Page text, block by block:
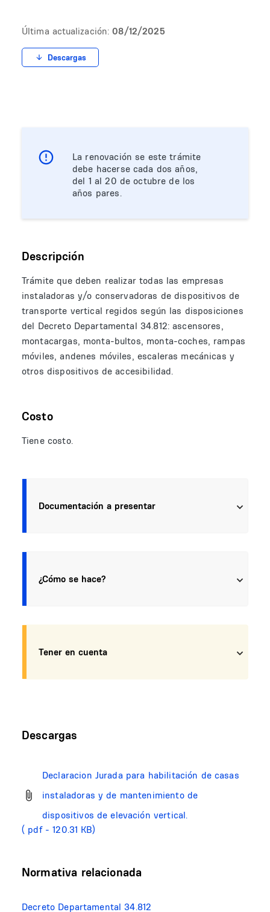
Última actualización: 08/12/2025
Descargas
La renovación se este trámite
debe hacerse cada dos años,
del 1 al 20 de octubre de los
años pares.
Descripción
Trámite que deben realizar todas las empresas
instaladoras y/o conservadoras de dispositivos de
transporte vertical regidos según las disposiciones
del Decreto Departamental 34.812: ascensores,
montacargas, monta-bultos, monta-coches, rampas
móviles, andenes móviles, escaleras mecánicas y
otros dispositivos de accesibilidad.
Costo
Tiene costo.
Documentación a presentar
¿Cómo se hace?
Tener en cuenta
Descargas
Declaracion Jurada para habilitación de casas
instaladoras y de mantenimiento de
dispositivos de elevación vertical.
( pdf - 120.31 KB)
Normativa relacionada
Decreto Departamental 34.812